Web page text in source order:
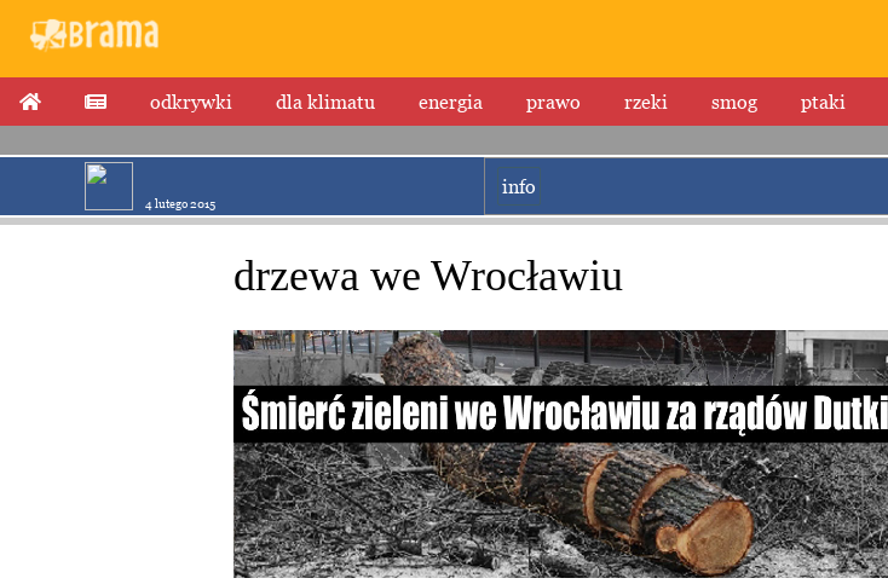
odkrywki dla klimatu energia prawo rzeki smog ptaki
4 lutego 2015
info
drzewa we Wrocławiu